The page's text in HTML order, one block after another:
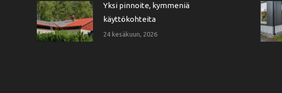
Yksi pinnoite, kymmeniä
käyttökohteita
24 kesäkuun, 2026